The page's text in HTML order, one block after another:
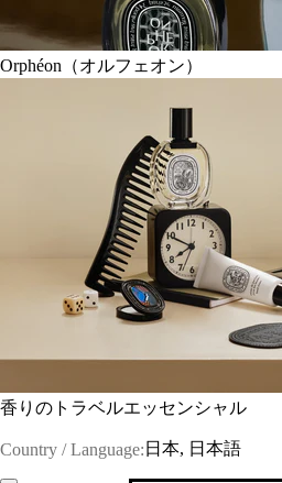
Orphéon（オルフェオン）
香りのトラベルエッセンシャル
Country / Language: 日本, 日本語